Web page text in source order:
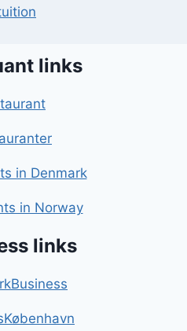
links
in Denmark
in Norway
links